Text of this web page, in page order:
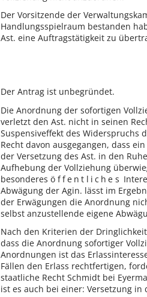
Der Vorsitzende der
Handlungsspielraum bestanden
Ast. eine Auftragstätigkeit zu
Der Antrag ist unbegründet.
Die Anordnung der sofortigen
verletzt den Ast. nicht in seinen
Suspensiveffekt des Widerspruchs
Recht davon ausgegangen, dass
der Versetzung des Ast. in den
Aufhebung der Vollziehung
besonderesöffentliches
Abwägung der Agin. lässt im
der Erwägungen die Anordnung
selbst anzustellende eigene
Nach den Kriterien der
dass die Anordnung sofortiger
Anordnungen ist das
Fällen den Erlass rechtfertigen,
staatliche Recht Schmidt bei
ist es auch bei einer: Versetzung